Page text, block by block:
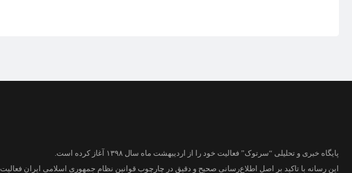
پایگاه خبری و تحلیلی “سرتوک” فعالیت خود را از اردیبهشت ماه سال ۱۳۹۸ آغاز کرده است.
این رسانه با تاکید بر اصل اطلاع‌رسانی صحیح و دقیق در چارچوب قوانین نظام جمهوری اسلامی ایران فعالیت